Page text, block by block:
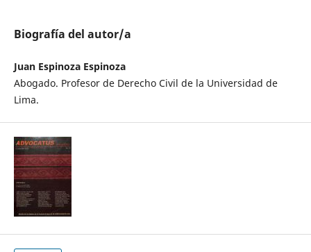
Biografía del autor/a
Juan Espinoza Espinoza
Abogado. Profesor de Derecho Civil de la Universidad de
Lima.